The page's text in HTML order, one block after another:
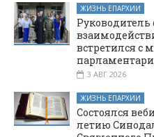
ЖИЗНЬ ЕПАРХИИ
Руководитель
встретился с
3 АВГ 2026
ЖИЗНЬ ЕПАРХИИ
Состоялся
летию